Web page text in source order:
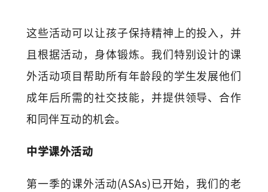
这些活动可以让孩子保持精神上的投入，并
且根据活动，身体锻炼。我们特别设计的课
外活动项目帮助所有年龄段的学生发展他们
成年后所需的社交技能，并提供领导、合作
和同伴互动的机会。
中学课外活动
第一季的课外活动(ASAs)已开始，我们的老